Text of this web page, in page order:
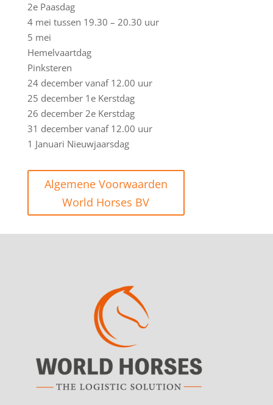
2e Paasdag
4 mei tussen 19.30 – 20.30 uur
5 mei
Hemelvaartdag
Pinksteren
24 december vanaf 12.00 uur
25 december 1e Kerstdag
26 december 2e Kerstdag
31 december vanaf 12.00 uur
1 Januari Nieuwjaarsdag
Algemene Voorwaarden
World Horses BV